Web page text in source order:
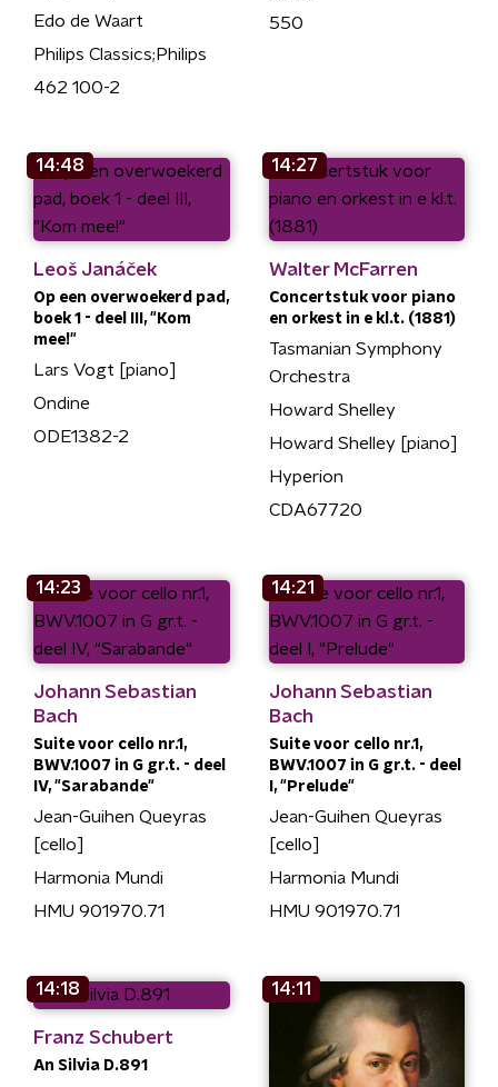
Edo de Waart
Philips Classics;Philips
462 100-2
550
14:48
Leoš Janáček
Op een overwoekerd pad,
boek 1 - deel III, "Kom
mee!"
Lars Vogt [piano]
Ondine
ODE1382-2
14:27
Walter McFarren
Concertstuk voor piano
en orkest in e kl.t. (1881)
Tasmanian Symphony
Orchestra
Howard Shelley
Howard Shelley [piano]
Hyperion
CDA67720
14:23
Johann Sebastian
Bach
Suite voor cello nr.1,
BWV.1007 in G gr.t. - deel
IV, "Sarabande"
Jean-Guihen Queyras
[cello]
Harmonia Mundi
HMU 901970.71
14:21
Johann Sebastian
Bach
Suite voor cello nr.1,
BWV.1007 in G gr.t. - deel
I, "Prelude"
Jean-Guihen Queyras
[cello]
Harmonia Mundi
HMU 901970.71
14:18
Franz Schubert
An Silvia D.891
14:11